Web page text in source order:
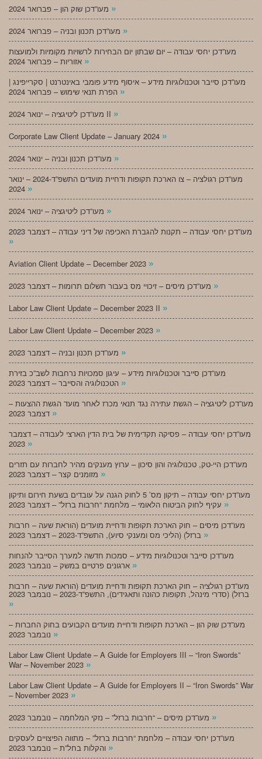
»
»
מעו”דכן יחסי עבודה – יום שבתון יום הבחירות לרשויות מקומיות ולמועצות
»
מעו”דכן סייבר וטכנולוגיות מידע – איסוף מידע פומבי באינטרנט | סקרייפינג |
»
מעו”דכן ליטיגציה – ינואר 2024 II »
Corporate Law Client Update – January 2024 »
»
מעו”דכן רגולציה – צו הארכת תקופות ודחיית מועדים התשפ”ד-2024 – ינואר
»
»
מעו”דכן יחסי עבודה – תקנות להגברת האכיפה של דיני עבודה – דצמבר 2023
»
Aviation Client Update – December 2023 »
»
Labor Law Client Update – December 2023 II »
Labor Law Client Update – December 2023 »
»
מעו”דכן סייבר וטכנולוגיות מידע – עיגון סמכויות נרחבות לשב”כ בזירת
»
מעו”דכן ליטיגציה – הגשת עתירה נגד תנאי מכרז לאחר מועד הגשת ההצעות –
»
מעו”דכן יחסי עבודה – פסיקה תקדימית של בית הדין הארצי לעבודה – דצמבר
»
מעו”דכן היי-טק, טכנולוגיה והון סיכון – ערוץ מענקים מהיר לחברות עם תזרים
»
מעו”דכן יחסי עבודה – תיקון מס’ 5 לחוק הגנה על עובדים בשעת חירום ותיקון
»
מעו”דכן מיסים – חוק הארכת תקופות ודחיית מועדים (הוראת שעה – חרבות
»
מעו”דכן סייבר וטכנולוגיות מידע – סמכות חדשה למערך הסייבר להנחות
»
מעו”דכן רגולציה – חוק הארכת תקופות ודחיית מועדים (הוראת שעה – חרבות
ברזל) (סדרי מינהל, תקופות כהונה ותאגידים), התשפ”ד-2023 – נובמבר 2023
»
מעו”דכן שוק הון – הארכת תקופות ודחיית מועדים הקבועים בחוק החברות –
»
Labor Law Client Update – A Guide for Employers III – “Iron Swords”
War – November 2023 »
Labor Law Client Update – A Guide for Employers II – “Iron Swords” War
– November 2023 »
»
מעו”דכן יחסי עבודה – מלחמת “חרבות ברזל” – מתווה הפיצויים לעסקים
»